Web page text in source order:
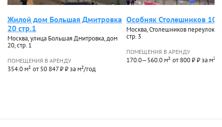
Жилой дом Большая Дмитровка
20 стр.1
Москва, улица Большая Дмитровка, дом
20, стр. 1
ПОМЕЩЕНИЯ В АРЕНДУ
354.0 м² от 50 847 ₽ ₽ за м²/год
Особняк Столешников 10
Москва, Столешников переулок,
стр. 3
ПОМЕЩЕНИЯ В АРЕНДУ
170.0—560.0 м² от 800 ₽ ₽ за м²/